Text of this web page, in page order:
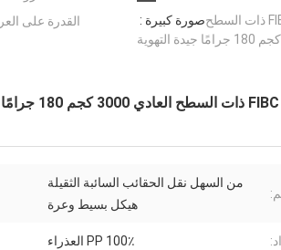
صورة كبيرة :أكياس السائبة الثقيلة FIBC ذات السطح
القدرة على
من السهل نقل الحقائب السائبة الثقيلة
هيكل بسيط وعرة
100٪ PP العذراء